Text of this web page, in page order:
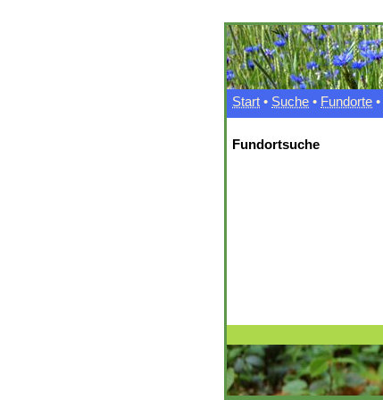
Start • Suche • Fundorte •
Fundortsuche